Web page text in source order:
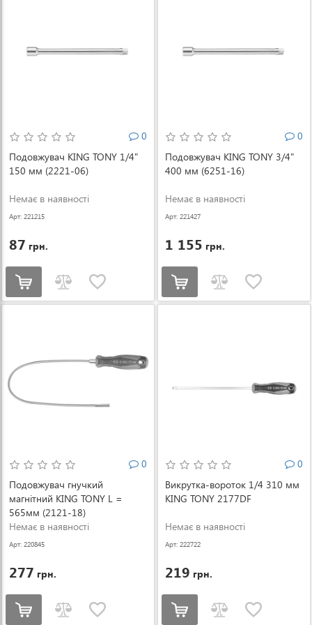
0
Подовжувач KING TONY 1/4"
150 мм (2221-06)
Немає в наявності
Арт: 221215
87 грн.
0
Подовжувач KING TONY 3/4"
400 мм (6251-16)
Немає в наявності
Арт: 221427
1 155 грн.
0
Подовжувач гнучкий
магнітний KING TONY L =
565мм (2121-18)
Немає в наявності
Арт: 220845
277 грн.
0
Викрутка-вороток 1/4 310 мм
KING TONY 2177DF
Немає в наявності
Арт: 222722
219 грн.